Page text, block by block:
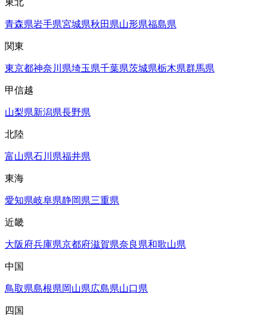
青森県岩手県宮城県秋田県山形県福島県
関東
東京都神奈川県埼玉県千葉県茨城県栃木県群馬県
甲信越
山梨県新潟県長野県
北陸
富山県石川県福井県
東海
愛知県岐阜県静岡県三重県
近畿
大阪府兵庫県京都府滋賀県奈良県和歌山県
中国
鳥取県島根県岡山県広島県山口県
四国